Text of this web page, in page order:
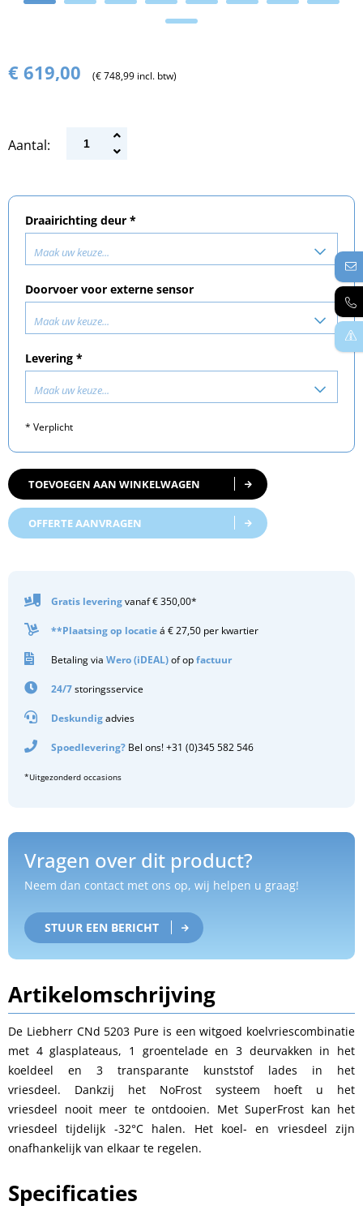
€ 619,00 (€ 748,99 incl. btw)
Aantal:
Draairichting deur *
Maak uw keuze...
Doorvoer voor externe sensor
Maak uw keuze...
Levering *
Maak uw keuze...
* Verplicht
TOEVOEGEN AAN WINKELWAGEN
OFFERTE AANVRAGEN
Gratis leveringvanaf € 350,00*
**Plaatsing op locatieá € 27,50 per kwartier
Betaling via Wero (iDEAL)of opfactuur
24/7storingsservice
Deskundigadvies
Spoedlevering? Bel ons! +31 (0)345 582 546
*Uitgezonderd occasions
Vragen over dit product?
Neem dan contact met ons op, wij helpen u graag!
STUUR EEN BERICHT
Artikelomschrijving
De Liebherr CNd 5203 Pure is een witgoed koelvriescombinatie
met 4 glasplateaus, 1 groentelade en 3 deurvakken in het
koeldeel en 3 transparante kunststof lades in het
vriesdeel. Dankzij het NoFrost systeem hoeft u het
vriesdeel nooit meer te ontdooien. Met SuperFrost kan het
vriesdeel tijdelijk -32°C halen. Het koel- en vriesdeel zijn
onafhankelijk van elkaar te regelen.
Specificaties